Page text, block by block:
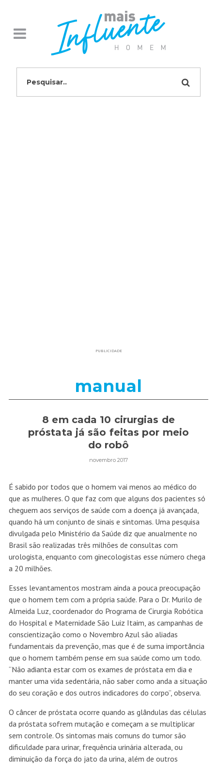
PUBLICIDADE
manual
8 em cada 10 cirurgias de
próstata já são feitas por meio
do robô
novembro 2017
É sabido por todos que o homem vai menos ao médico do
que as mulheres. O que faz com que alguns dos pacientes só
cheguem aos serviços de saúde com a doença já avançada,
quando há um conjunto de sinais e sintomas. Uma pesquisa
divulgada pelo Ministério da Saúde diz que anualmente no
Brasil são realizadas três milhões de consultas com
urologista, enquanto com ginecologistas esse número chega
a 20 milhões.
Esses levantamentos mostram ainda a pouca preocupação
que o homem tem com a própria saúde. Para o Dr. Murilo de
Almeida Luz, coordenador do Programa de Cirurgia Robótica
do Hospital e Maternidade São Luiz Itaim, as campanhas de
conscientização como o Novembro Azul são aliadas
fundamentais da prevenção, mas que é de suma importância
que o homem também pense em sua saúde como um todo.
“Não adianta estar com os exames de próstata em dia e
manter uma vida sedentária, não saber como anda a situação
do seu coração e dos outros indicadores do corpo”, observa.
O câncer de próstata ocorre quando as glândulas das células
da próstata sofrem mutação e começam a se multiplicar
sem controle. Os sintomas mais comuns do tumor são
dificuldade para urinar, frequência urinária alterada, ou
diminuição da força do jato da urina, além de outros